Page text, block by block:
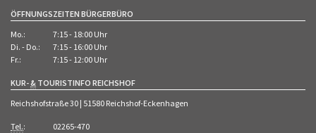
ÖFFNUNGSZEITEN BÜRGERBÜRO
Mo.:
7:15 - 18:00 Uhr
Di. - Do.:
7:15 - 16:00 Uhr
Fr.:
7:15 - 12:00 Uhr
KUR-& TOURISTINFO REICHSHOF
Reichshofstraße 30 | 51580 Reichshof-Eckenhagen
Tel.:
02265-470